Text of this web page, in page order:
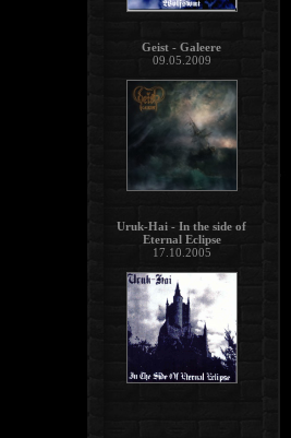
Geist - Galeere
09.05.2009
Uruk-Hai - In the side of
Eternal Eclipse
17.10.2005